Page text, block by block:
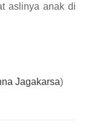
aslinya anak di
Jagakarsa)